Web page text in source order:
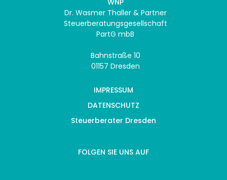
Dr. Wasmer Thaller & Partner
Steuerberatungsgesellschaft
PartG mbB
Bahnstraße 10
01157 Dresden
IMPRESSUM
DATENSCHUTZ
Steuerberater Dresden
FOLGEN SIE UNS AUF